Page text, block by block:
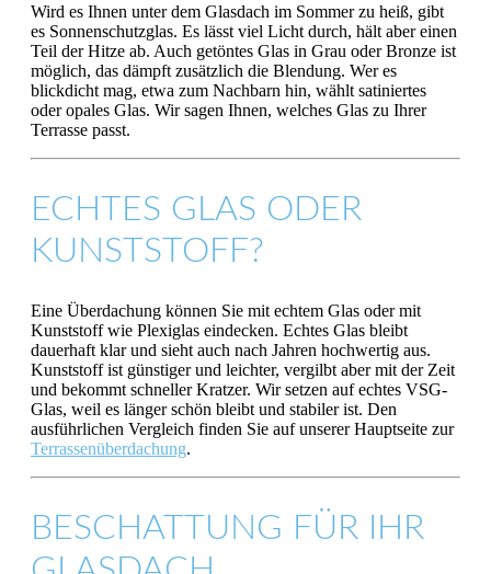
Wird es Ihnen unter dem Glasdach im Sommer zu heiß, gibt
es Sonnenschutzglas. Es lässt viel Licht durch, hält aber einen
Teil der Hitze ab. Auch getöntes Glas in Grau oder Bronze ist
möglich, das dämpft zusätzlich die Blendung. Wer es
blickdicht mag, etwa zum Nachbarn hin, wählt satiniertes
oder opales Glas. Wir sagen Ihnen, welches Glas zu Ihrer
Terrasse passt.
ECHTES GLAS ODER
KUNSTSTOFF?
Eine Überdachung können Sie mit echtem Glas oder mit
Kunststoff wie Plexiglas eindecken. Echtes Glas bleibt
dauerhaft klar und sieht auch nach Jahren hochwertig aus.
Kunststoff ist günstiger und leichter, vergilbt aber mit der Zeit
und bekommt schneller Kratzer. Wir setzen auf echtes VSG-
Glas, weil es länger schön bleibt und stabiler ist. Den
ausführlichen Vergleich finden Sie auf unserer Hauptseite zur
Terrassenüberdachung.
BESCHATTUNG FÜR IHR